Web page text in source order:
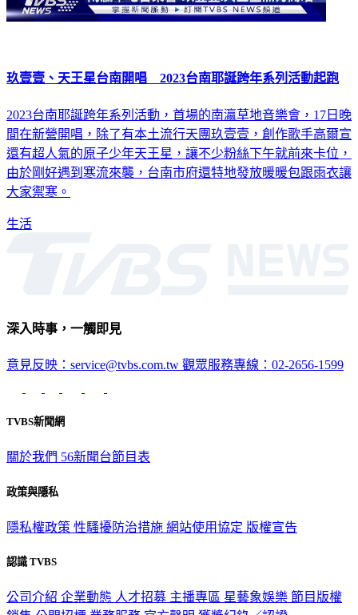
玖壹壹、天王星台南開唱 2023台南耶誕跨年系列活動起跑
2023台南耶誕跨年系列活動，首場的南瀛草地音樂會，17日晚
間在新營開唱，除了有本土流行天團玖壹壹，創作歌手高爾宣
還有超人氣的原子少年天王星，讓不少粉絲下午就前來卡位，
由於剛好遇到寒流來襲，台南市府還特地發放暖暖包跟雨衣讓
大家禦寒。
生活
深入時事，一觸即見
意見反映：service@tvbs.com.tw 觀眾服務專線：02-2656-1599
TVBS新聞網
關於我們 56新聞台節目表
政策與隱私
隱私權政策 性騷擾防治措施 網站使用協定 版權宣告
認識 TVBS
公司介紹 企業動態 人才招募 主播專區 星藝象娛樂 節目版權